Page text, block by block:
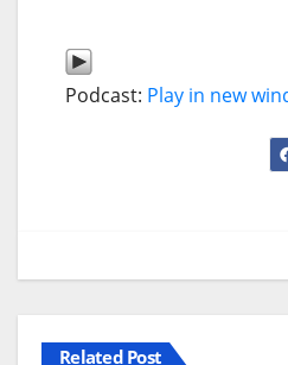
Podcast: Play in new
Related Post